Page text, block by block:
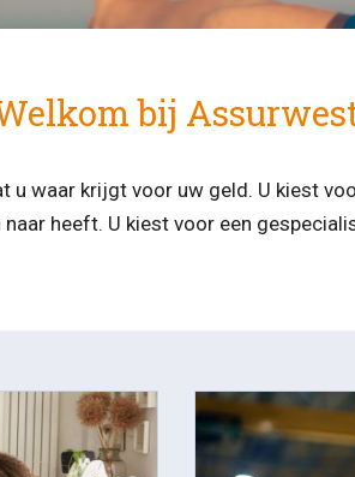
bij
u waar krijgt voor uw geld. U kiest
heeft. U kiest voor een